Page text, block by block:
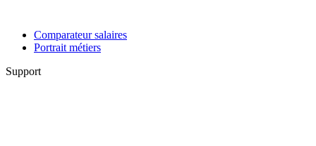
Comparateur salaires
Portrait métiers
Support